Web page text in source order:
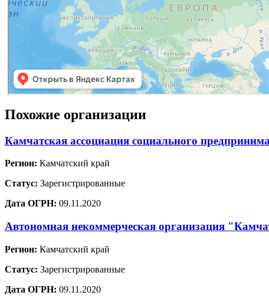
Похожие организации
Камчатская ассоциация социального
Регион: Камчатский край
Статус: Зарегистрированные
Дата ОГРН: 09.11.2020
Автономная некоммерческая организация
Регион: Камчатский край
Статус: Зарегистрированные
Дата ОГРН: 09.11.2020